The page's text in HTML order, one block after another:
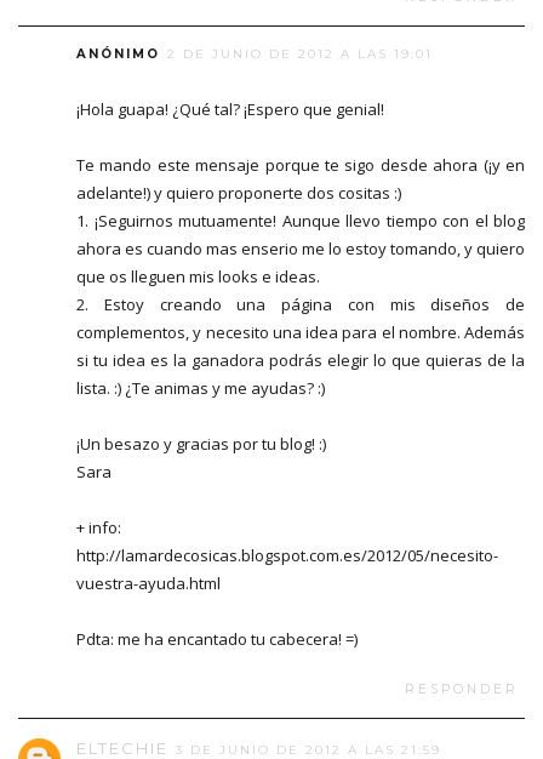
ANÓNIMO 2 DE JUNIO DE 2012 A LAS 19:01
¡Hola guapa! ¿Qué tal? ¡Espero que genial!
Te mando este mensaje porque te sigo desde ahora (¡y en
adelante!) y quiero proponerte dos cositas :)
1. ¡Seguirnos mutuamente! Aunque llevo tiempo con el blog
ahora es cuando mas enserio me lo estoy tomando, y quiero
que os lleguen mis looks e ideas.
2. Estoy creando una página con mis diseños de
complementos, y necesito una idea para el nombre. Además
si tu idea es la ganadora podrás elegir lo que quieras de la
lista. :) ¿Te animas y me ayudas? :)
¡Un besazo y gracias por tu blog! :)
Sara
+ info:
http://lamardecosicas.blogspot.com.es/2012/05/necesito-
vuestra-ayuda.html
Pdta: me ha encantado tu cabecera! =)
RESPONDER
ELTECHIE 3 DE JUNIO DE 2012 A LAS 21:59